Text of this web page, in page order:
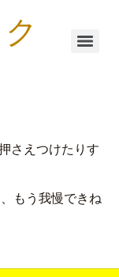
さえつけたりす
もう我慢できね